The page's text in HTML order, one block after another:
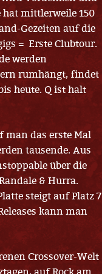
hat mittlerweile 150
Gezeiten auf die
= Erste Clubtour.
werden
rumhängt, findet
heute. Q ist halt
man das erste Mal
tausende. Aus
über die
& Hurra.
steigt auf Platz 7
kann man
Crossover-Welt